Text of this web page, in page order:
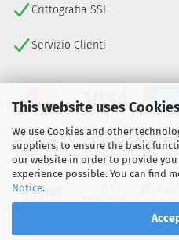
This website uses
We use Cookies and other
suppliers, to ensure the basic
our website in order to provide
experience possible. You can find
Notice.
Crittografia SSL
Servizio Clienti